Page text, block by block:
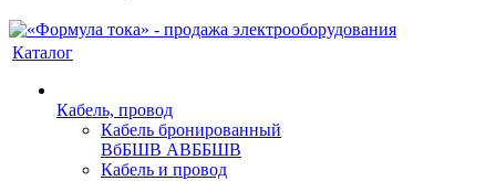
Каталог
Кабель, провод
Кабель бронированный
ВбБШВ АВББШВ
Кабель и провод